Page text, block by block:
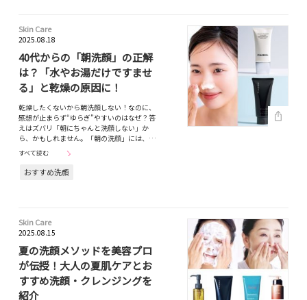
Skin Care
2025.08.18
40代からの「朝洗顔」の正解
は？「水やお湯だけですませ
る」と乾燥の原因に！
乾燥したくないから朝洗顔しない！なのに、
感想が止まらず“ゆらぎ”やすいのはなぜ？答
えはズバリ「朝にちゃんと洗顔しない」か
ら、かもしれません。「朝の洗顔」には、…
すべて読む
おすすめ洗顔
Skin Care
2025.08.15
夏の洗顔メソッドを美容プロ
が伝授！大人の夏肌ケアとお
すすめ洗顔・クレンジングを
紹介